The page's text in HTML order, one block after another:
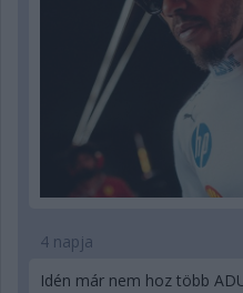
4 napja
Idén már nem hoz több